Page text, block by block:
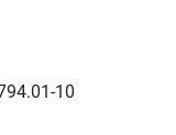
10